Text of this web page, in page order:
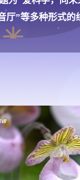
厅”等多种形式的